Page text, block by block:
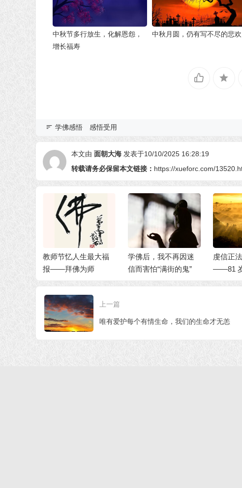
中秋节多行放生，化解恩怨，
增长福寿
中秋月圆，仍有写不尽的悲欢
学佛感悟 感悟受用
本文由 面朝大海 发表于10/10/2025 16:28:19
转载请务必保留本文链接： https://xueforc.com/
忆人生最大福
学佛后，我不再因迷
信而害怕“满街的鬼”
虔信正法，往生极乐
——81 岁慈母念佛往
生
上一篇
唯有爱护每个有情生命，我们的生命才无恙